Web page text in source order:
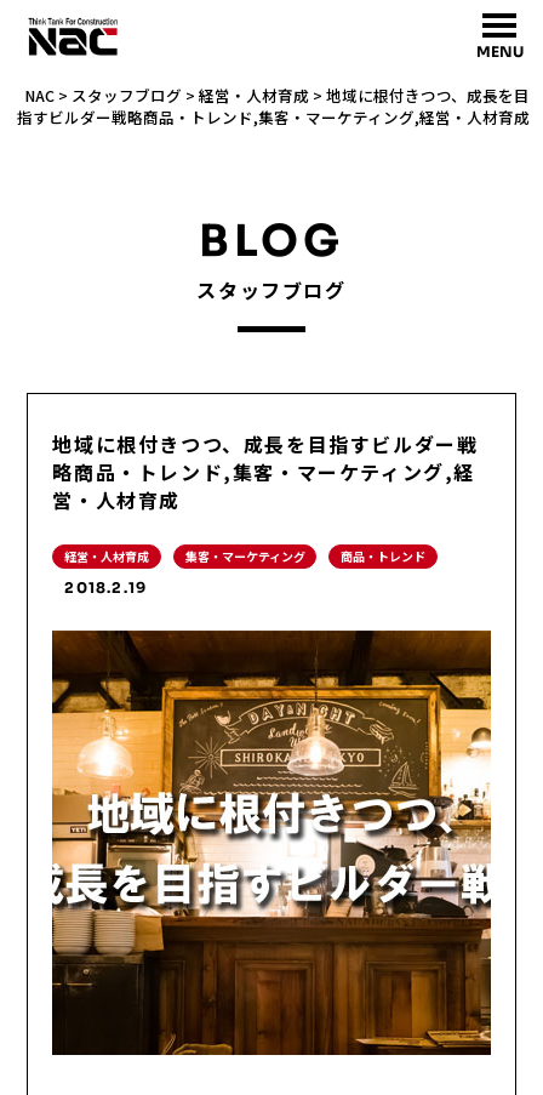
MENU
NAC> スタッフブログ > 経営・人材育成> 地域に根付きつつ、成長を目
指すビルダー戦略商品・トレンド,集客・マーケティング,経営・人材育成
BLOG
スタッフブログ
地域に根付きつつ、成長を目指すビルダー戦
略商品・トレンド,集客・マーケティング,経
営・人材育成
経営・人材育成 集客・マーケティング
商品・トレンド
2018.2.19